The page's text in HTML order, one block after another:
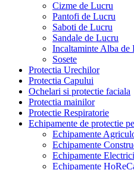
Cizme de Lucru
Pantofi de Lucru
Saboti de Lucru
Sandale de Lucru
Incaltaminte Alba de
Sosete
Protectia Urechilor
Protectia Capului
Ochelari si protectie faciala
Protectia mainilor
Protectie Respiratorie
Echipamente de protectie
Echipamente
Echipamente
Echipamente
Echipamente